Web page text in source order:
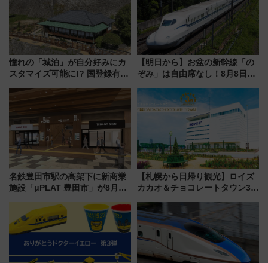
憧れの「城泊」が自分好みにカ
スタマイズ可能に!? 国登録有形
にオーダーメイド型の宿泊プラ
ンが誕生！
【明日から】お盆の新幹線「の
ぞみ」は自由席なし！8月8日午
せば空きが見つかることも 混
雑避ける「空席」探しのコツ
名鉄豊田市駅の高架下に新商業
施設「μPLAT 豊田市」が8月26
たな玄関口へ
【札幌から日帰り観光】ロイズ
カカオ＆チョコレートタウン3周
詰め放題を開催、ロイズタウン
駅からのアクセスも